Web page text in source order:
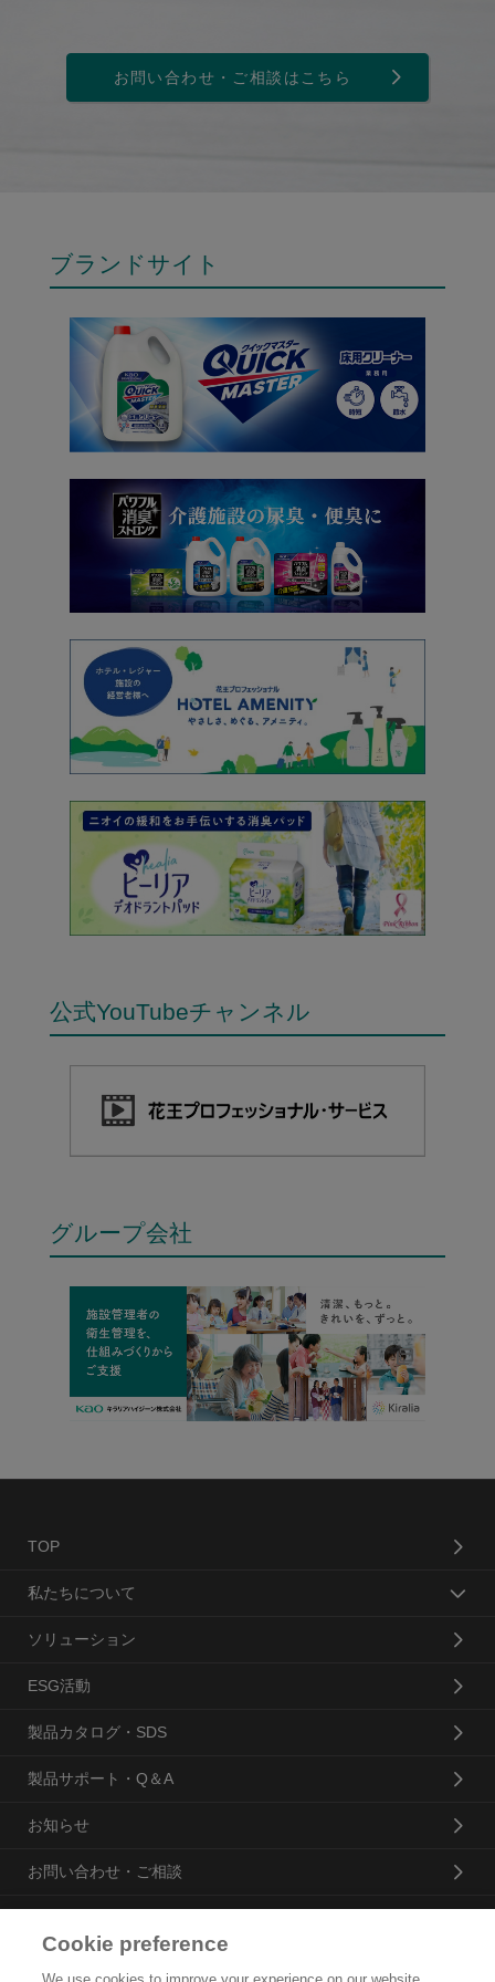
お問い合わせ・ご相談はこちら
ブランドサイト
公式YouTubeチャンネル
グループ会社
TOP
私たちについて
ソリューション
ESG活動
製品カタログ・SDS
製品サポート・Q＆A
お知らせ
お問い合わせ・ご相談
Cookie preference